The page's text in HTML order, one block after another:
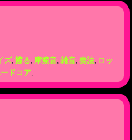
ズ, 擦る, 摩擦音, 雑音, 奏法, ロッ
ドコア,